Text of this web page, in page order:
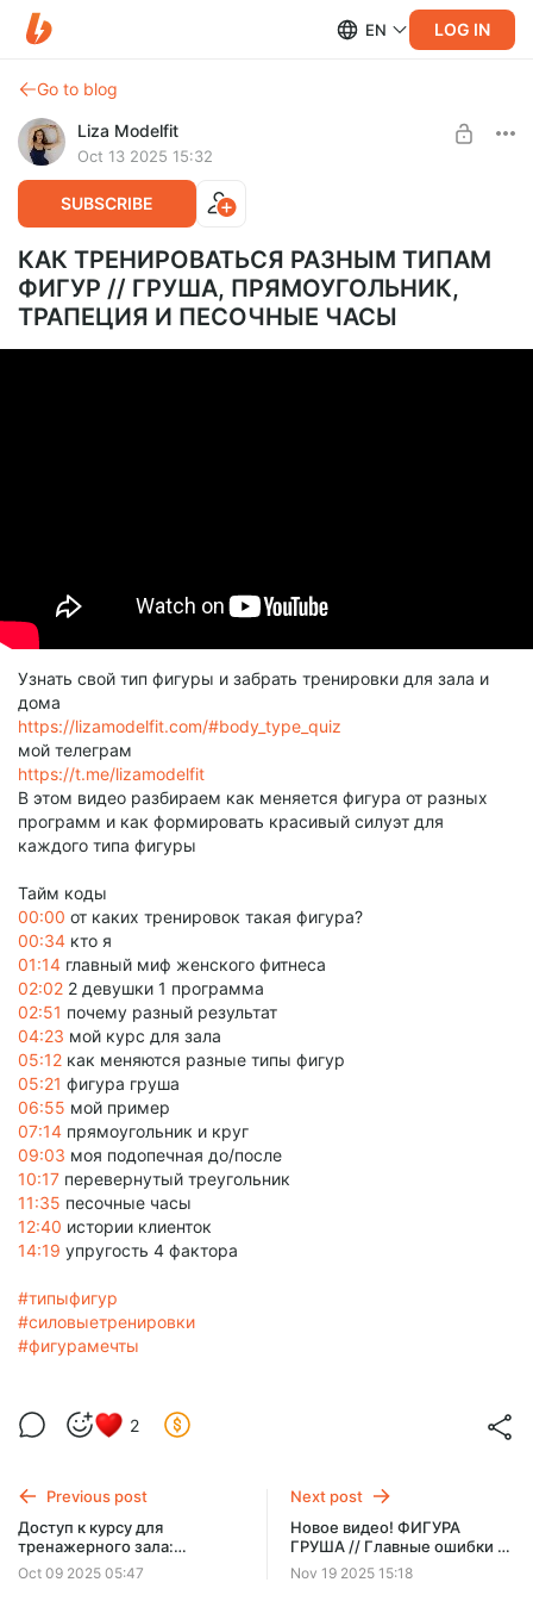
EN LOG IN
Go to blog
Liza Modelfit
Oct 13 2025 15:32
SUBSCRIBE
КАК ТРЕНИРОВАТЬСЯ РАЗНЫМ ТИПАМ
ФИГУР // ГРУША, ПРЯМОУГОЛЬНИК,
ТРАПЕЦИЯ И ПЕСОЧНЫЕ ЧАСЫ
Узнать свой тип фигуры и забрать тренировки для зала и
дома
https://lizamodelfit.com/#body_type_quiz
мой телеграм
https://t.me/lizamodelfit
В этом видео разбираем как меняется фигура от разных
программ и как формировать красивый силуэт для
каждого типа фигуры
Тайм коды
00:00 от каких тренировок такая фигура?
00:34 кто я
01:14 главный миф женского фитнеса
02:02 2 девушки 1 программа
02:51 почему разный результат
04:23 мой курс для зала
05:12 как меняются разные типы фигур
05:21 фигура груша
06:55 мой пример
07:14 прямоугольник и круг
09:03 моя подопечная до/после
10:17 перевернутый треугольник
11:35 песочные часы
12:40 истории клиенток
14:19 упругость 4 фактора
#типыфигур
#силовыетренировки
#фигурамечты
2
Previous post
Доступ к курсу для
тренажерного зала:
Прямоугольник и Трапеция
(Перевернутый
Oct 09 2025 05:47
Next post
Новое видео! ФИГУРА
ГРУША // Главные ошибки и
лучшая программа
тренировок
Nov 19 2025 15:18